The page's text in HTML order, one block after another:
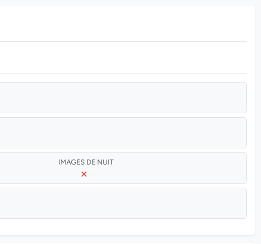
IMAGES DE NUIT